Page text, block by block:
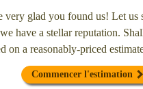
very glad you found us! Let us
have a stellar reputation.
on a reasonably-priced
Commencer l'estimation